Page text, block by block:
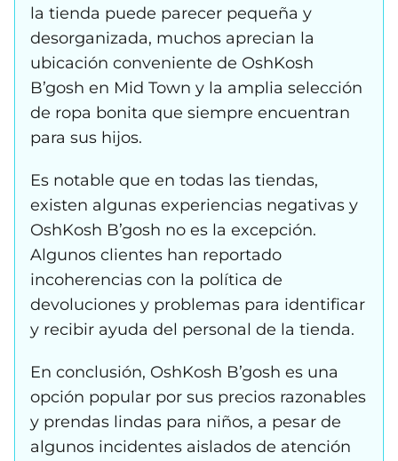
la tienda puede parecer pequeña y
desorganizada, muchos aprecian la
ubicación conveniente de OshKosh
B’gosh en Mid Town y la amplia selección
de ropa bonita que siempre encuentran
para sus hijos.
Es notable que en todas las tiendas,
existen algunas experiencias negativas y
OshKosh B’gosh no es la excepción.
Algunos clientes han reportado
incoherencias con la política de
devoluciones y problemas para identificar
y recibir ayuda del personal de la tienda.
En conclusión, OshKosh B’gosh es una
opción popular por sus precios razonables
y prendas lindas para niños, a pesar de
algunos incidentes aislados de atención